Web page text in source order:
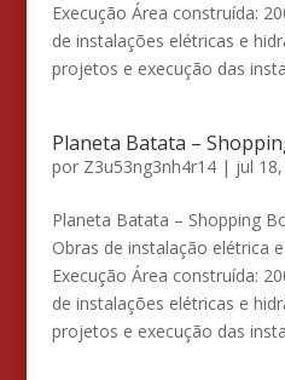
Execução Área construída:
de instalações elétricas e
projetos e execução das
Planeta Batata –
por Z3u53ng3nh4r14| jul
Planeta Batata – Shopping
Obras de instalação elétrica
Execução Área construída:
de instalações elétricas e
projetos e execução das